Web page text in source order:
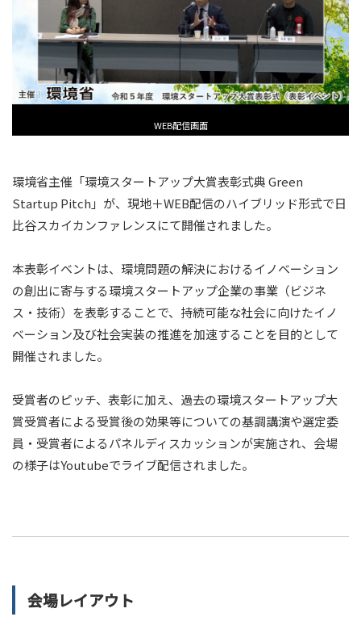
WEB配信画面
環境省主催「環境スタートアップ大賞表彰式典 Green
Startup Pitch」が、現地＋WEB配信のハイブリッド形式で日
比谷スカイカンファレンスにて開催されました。
本表彰イベントは、環境問題の解決におけるイノベーション
の創出に寄与する環境スタートアップ企業の事業（ビジネ
ス・技術）を表彰することで、持続可能な社会に向けたイノ
ベーション及び社会実装の推進を加速することを目的として
開催されました。
受賞者のピッチ、表彰に加え、過去の環境スタートアップ大
賞受賞者による受賞後の効果等についての基調講演や選定委
員・受賞者によるパネルディスカッションが実施され、会場
の様子はYoutubeでライブ配信されました。
会場レイアウト